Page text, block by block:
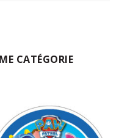
CATÉGORIE